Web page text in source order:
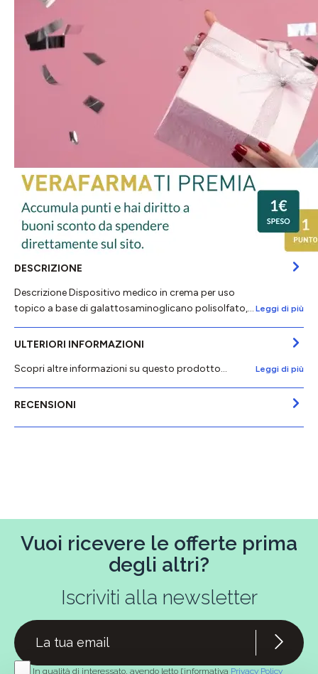
DESCRIZIONE
Descrizione Dispositivo medico in crema per uso
topico a base di galattosaminoglicano polisolfato,… Leggi di più
ULTERIORI INFORMAZIONI
Scopri altre informazioni su questo prodotto...
Leggi di più
RECENSIONI
Vuoi ricevere le offerte prima
degli altri?
Iscriviti alla newsletter
In qualità di interessato, avendo letto l’informativa Privacy Policy